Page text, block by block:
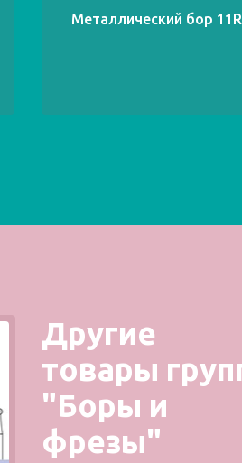
Металлический бор
Другие
товары
"Боры и
фрезы"